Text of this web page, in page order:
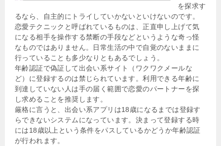
を探求す
るなら、自主的にトライしていかないといけないのです。
恋愛テクニックと呼ばれているものは、正直申し上げて気
になる相手を操作する禁断の手段などというような奇っ怪
なものではありません。日常生活の中で自覚のないままに
行っていることも多少なりともあるでしょう。
年齢認証で偽証して出会い系サイト（ワクワクメールな
ど）に登録するのは禁じられています。利用できる年齢に
到達していない人は手の届く範囲で恋愛のパートナーを探
し求めることを推奨します。
厳格に言うと、出会い系アプリは18歳になるまでは登録す
らできないシステムになっています。決まって登録する時
には18歳以上という条件をパスしているかどうか年齢認証
が行われます。